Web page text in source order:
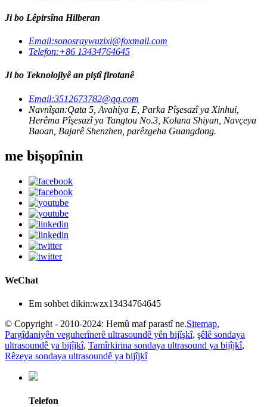
Ji bo Lêpirsîna Hilberan
Email:sonosraywuzixi@foxmail.com
Telefon:+86 13434764645
Ji bo Teknolojiyê an piştî firotanê
Email:3512673782@qq.com
Navnîşan:Qata 5, Avahiya E, Parka Pîşesazî ya Xinhui,
Herêma Pîşesazî ya Tangtou No.3, Kolana Shiyan, Navçeya
Baoan, Bajarê Shenzhen, parêzgeha Guangdong.
me bişopînin
WeChat
Em sohbet dikin:wzx13434764645
© Copyright - 2010-2024: Hemû maf parastî ne.Sitemap,
Pargîdaniyên veguherînerê ultrasoundê yên bijîşkî, şêlê sondaya
ultrasoundê ya bijîjkî, Tamîrkirina sondaya ultrasound ya bijîjkî,
Rêzeya sondaya ultrasoundê ya bijîjkî
Telefon